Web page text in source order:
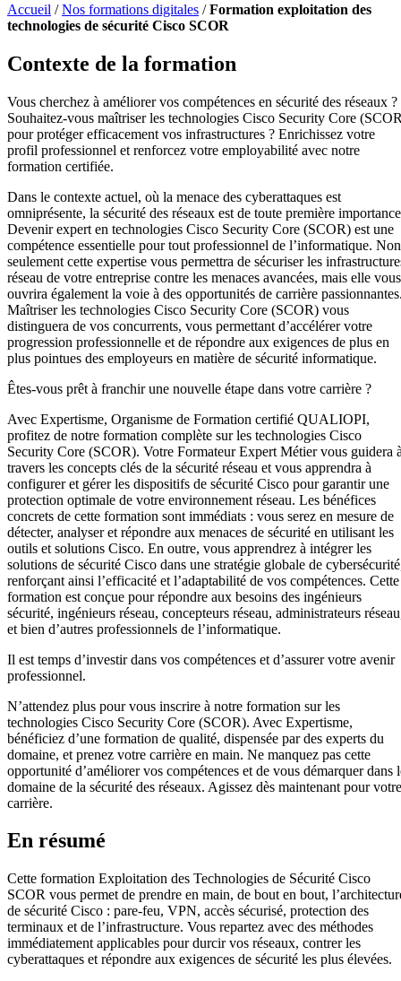
Accueil /Nos formations digitales /Formation exploitation des
technologies de sécurité Cisco SCOR
Contexte de la formation
Vous cherchez à améliorer vos compétences en sécurité des réseaux ?
Souhaitez-vous maîtriser les technologies Cisco Security Core
pour protéger efficacement vos infrastructures ? Enrichissez votre
profil professionnel et renforcez votre employabilité avec notre
formation certifiée.
Dans le contexte actuel, où la menace des cyberattaques est
omniprésente, la sécurité des réseaux est de toute première
Devenir expert en technologies Cisco Security Core (SCOR) est une
compétence essentielle pour tout professionnel de l’informatique. Non
seulement cette expertise vous permettra de sécuriser les
réseau de votre entreprise contre les menaces avancées, mais elle vous
ouvrira également la voie à des opportunités de carrière
Maîtriser les technologies Cisco Security Core (SCOR) vous
distinguera de vos concurrents, vous permettant d’accélérer votre
progression professionnelle et de répondre aux exigences de plus en
plus pointues des employeurs en matière de sécurité informatique.
Êtes-vous prêt à franchir une nouvelle étape dans votre carrière ?
Avec Expertisme, Organisme de Formation certifié QUALIOPI,
profitez de notre formation complète sur les technologies Cisco
Security Core (SCOR). Votre Formateur Expert Métier vous guidera
travers les concepts clés de la sécurité réseau et vous apprendra à
configurer et gérer les dispositifs de sécurité Cisco pour garantir une
protection optimale de votre environnement réseau. Les bénéfices
concrets de cette formation sont immédiats : vous serez en mesure de
détecter, analyser et répondre aux menaces de sécurité en utilisant les
outils et solutions Cisco. En outre, vous apprendrez à intégrer les
solutions de sécurité Cisco dans une stratégie globale de
renforçant ainsi l’efficacité et l’adaptabilité de vos compétences. Cette
formation est conçue pour répondre aux besoins des ingénieurs
sécurité, ingénieurs réseau, concepteurs réseau, administrateurs
et bien d’autres professionnels de l’informatique.
Il est temps d’investir dans vos compétences et d’assurer votre avenir
professionnel.
N’attendez plus pour vous inscrire à notre formation sur les
technologies Cisco Security Core (SCOR). Avec Expertisme,
bénéficiez d’une formation de qualité, dispensée par des experts du
domaine, et prenez votre carrière en main. Ne manquez pas cette
opportunité d’améliorer vos compétences et de vous démarquer dans
domaine de la sécurité des réseaux. Agissez dès maintenant pour votre
carrière.
En résumé
Cette formation Exploitation des Technologies de Sécurité Cisco
SCOR vous permet de prendre en main, de bout en bout,
de sécurité Cisco : pare-feu, VPN, accès sécurisé, protection des
terminaux et de l’infrastructure. Vous repartez avec des méthodes
immédiatement applicables pour durcir vos réseaux, contrer les
cyberattaques et répondre aux exigences de sécurité les plus élevées.